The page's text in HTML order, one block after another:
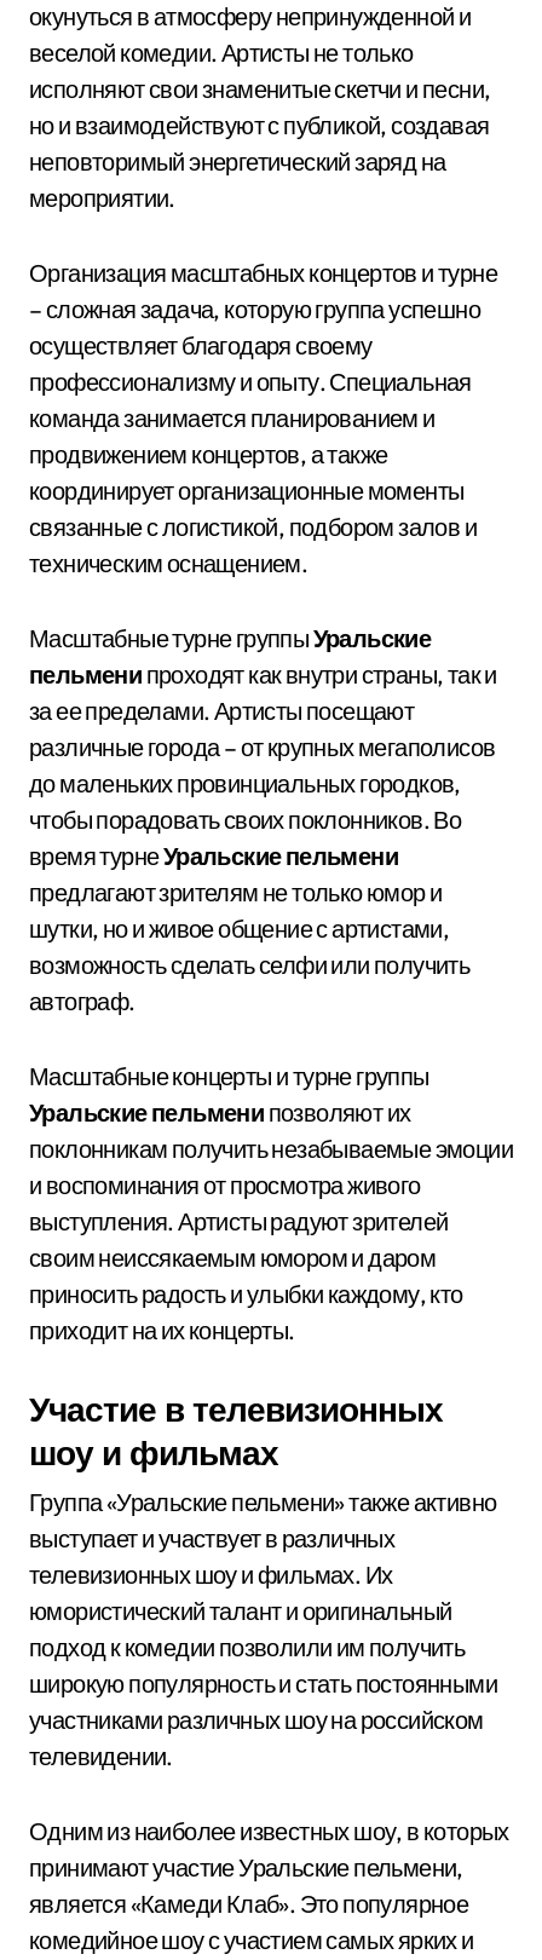
окунуться в атмосферу непринужденной и
веселой комедии. Артисты не только
исполняют свои знаменитые скетчи и песни,
но и взаимодействуют с публикой, создавая
неповторимый энергетический заряд на
мероприятии.
Организация масштабных концертов и турне
– сложная задача, которую группа успешно
осуществляет благодаря своему
профессионализму и опыту. Специальная
команда занимается планированием и
продвижением концертов, а также
координирует организационные моменты
связанные с логистикой, подбором залов и
техническим оснащением.
Масштабные турне группыУральские
пельмени проходят как внутри страны, так и
за ее пределами. Артисты посещают
различные города – от крупных мегаполисов
до маленьких провинциальных городков,
чтобы порадовать своих поклонников. Во
время турнеУральские пельмени
предлагают зрителям не только юмор и
шутки, но и живое общение с артистами,
возможность сделать селфи или получить
автограф.
Масштабные концерты и турне группы
Уральские пельмени позволяют их
поклонникам получить незабываемые эмоции
и воспоминания от просмотра живого
выступления. Артисты радуют зрителей
своим неиссякаемым юмором и даром
приносить радость и улыбки каждому, кто
приходит на их концерты.
Участие в телевизионных
шоу и фильмах
Группа «Уральские пельмени» также активно
выступает и участвует в различных
телевизионных шоу и фильмах. Их
юмористический талант и оригинальный
подход к комедии позволили им получить
широкую популярность и стать постоянными
участниками различных шоу на российском
телевидении.
Одним из наиболее известных шоу, в которых
принимают участие Уральские пельмени,
является «Камеди Клаб». Это популярное
комедийное шоу с участием самых ярких и